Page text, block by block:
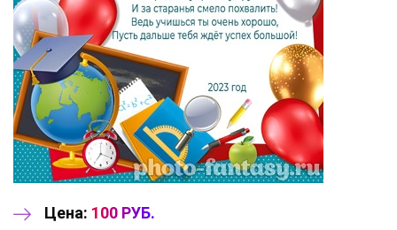
Цена: 100 РУБ.